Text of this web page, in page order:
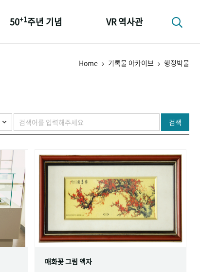
50+1주년 기념
세계와 함께 한 KIHASA
VR 역사관
Home 기록물 아카이브 행정박물
검색
매화꽃 그림 액자